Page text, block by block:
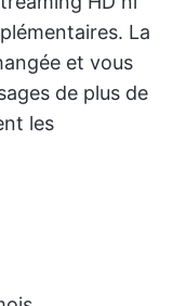
La
et vous
de plus de
les